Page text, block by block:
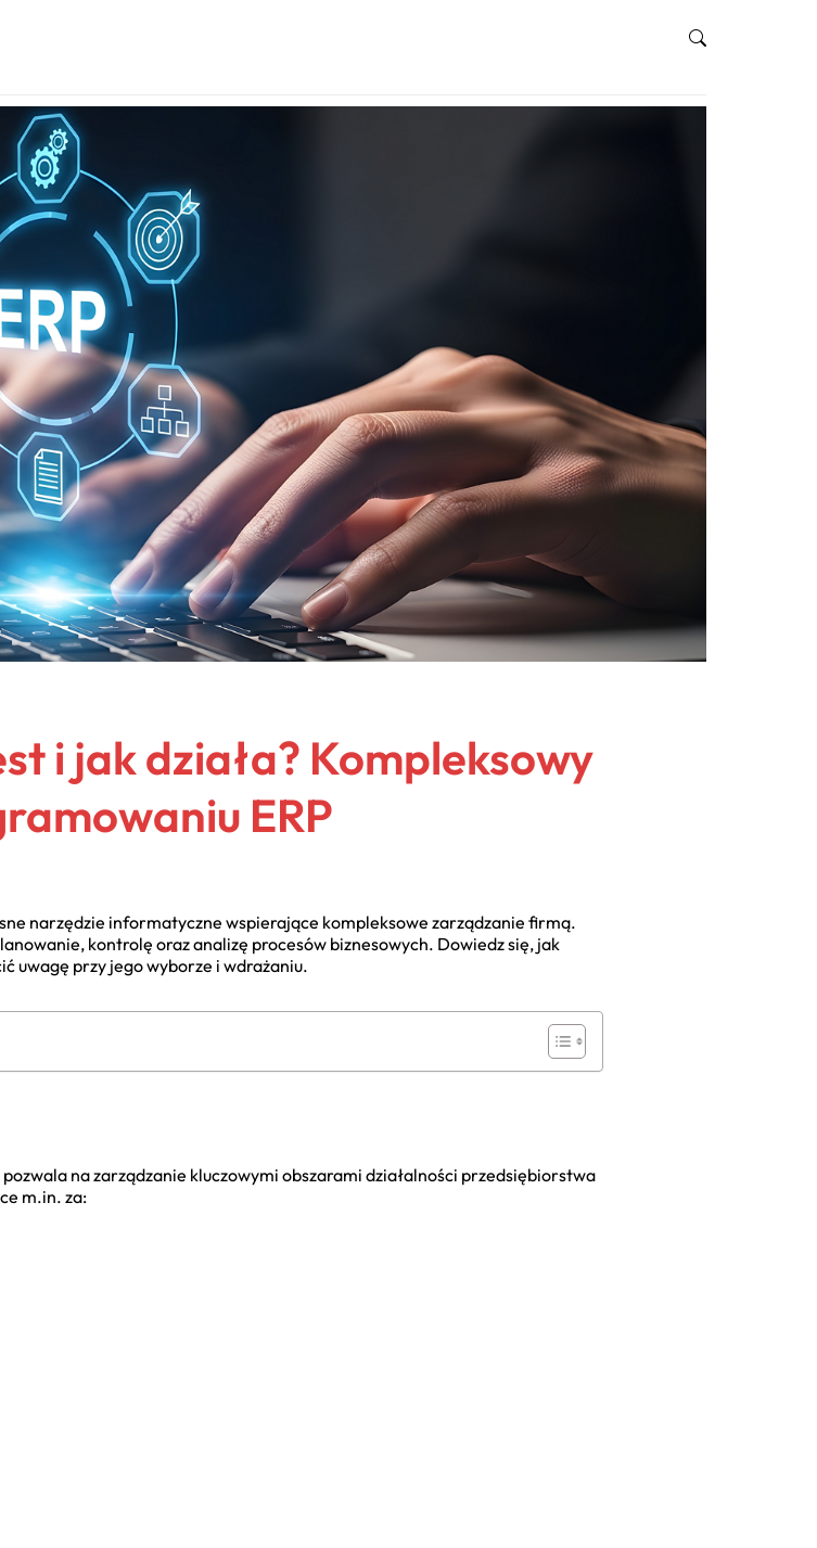
i jak działa? Kompleksowy
ERP
narzędzie informatyczne wspierające kompleksowe zarządzanie firmą.
kontrolę oraz analizę procesów biznesowych. Dowiedz się, jak
uwagę przy jego wyborze i wdrażaniu.
na zarządzanie kluczowymi obszarami działalności przedsiębiorstwa
m.in. za: